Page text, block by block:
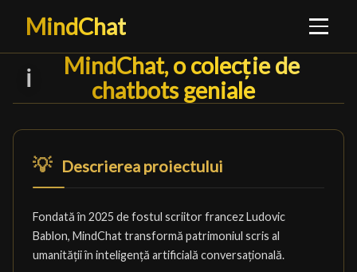
MindChat
ℹ️
MindChat, o colecție de
MindChat, o colecție de
chatbots geniale█
💡 Descrierea proiectului
Fondată în 2025 de fostul scriitor francez Ludovic
Bablon, MindChat transformă patrimoniul scris al
umanității în inteligență artificială conversațională.